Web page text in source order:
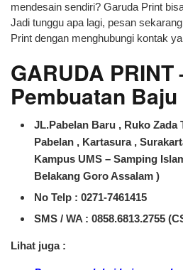
mendesain sendiri? Garuda Print
Jadi tunggu apa lagi, pesan
Print dengan menghubungi kontak
GARUDA PRINT
Pembuatan
JL.Pabelan Baru , Ruko Zada
Pabelan , Kartasura ,
Kampus UMS – Samping
Belakang Goro Assalam )
No Telp : 0271-7461415
SMS / WA : 0858.6813.2755
Lihat juga :